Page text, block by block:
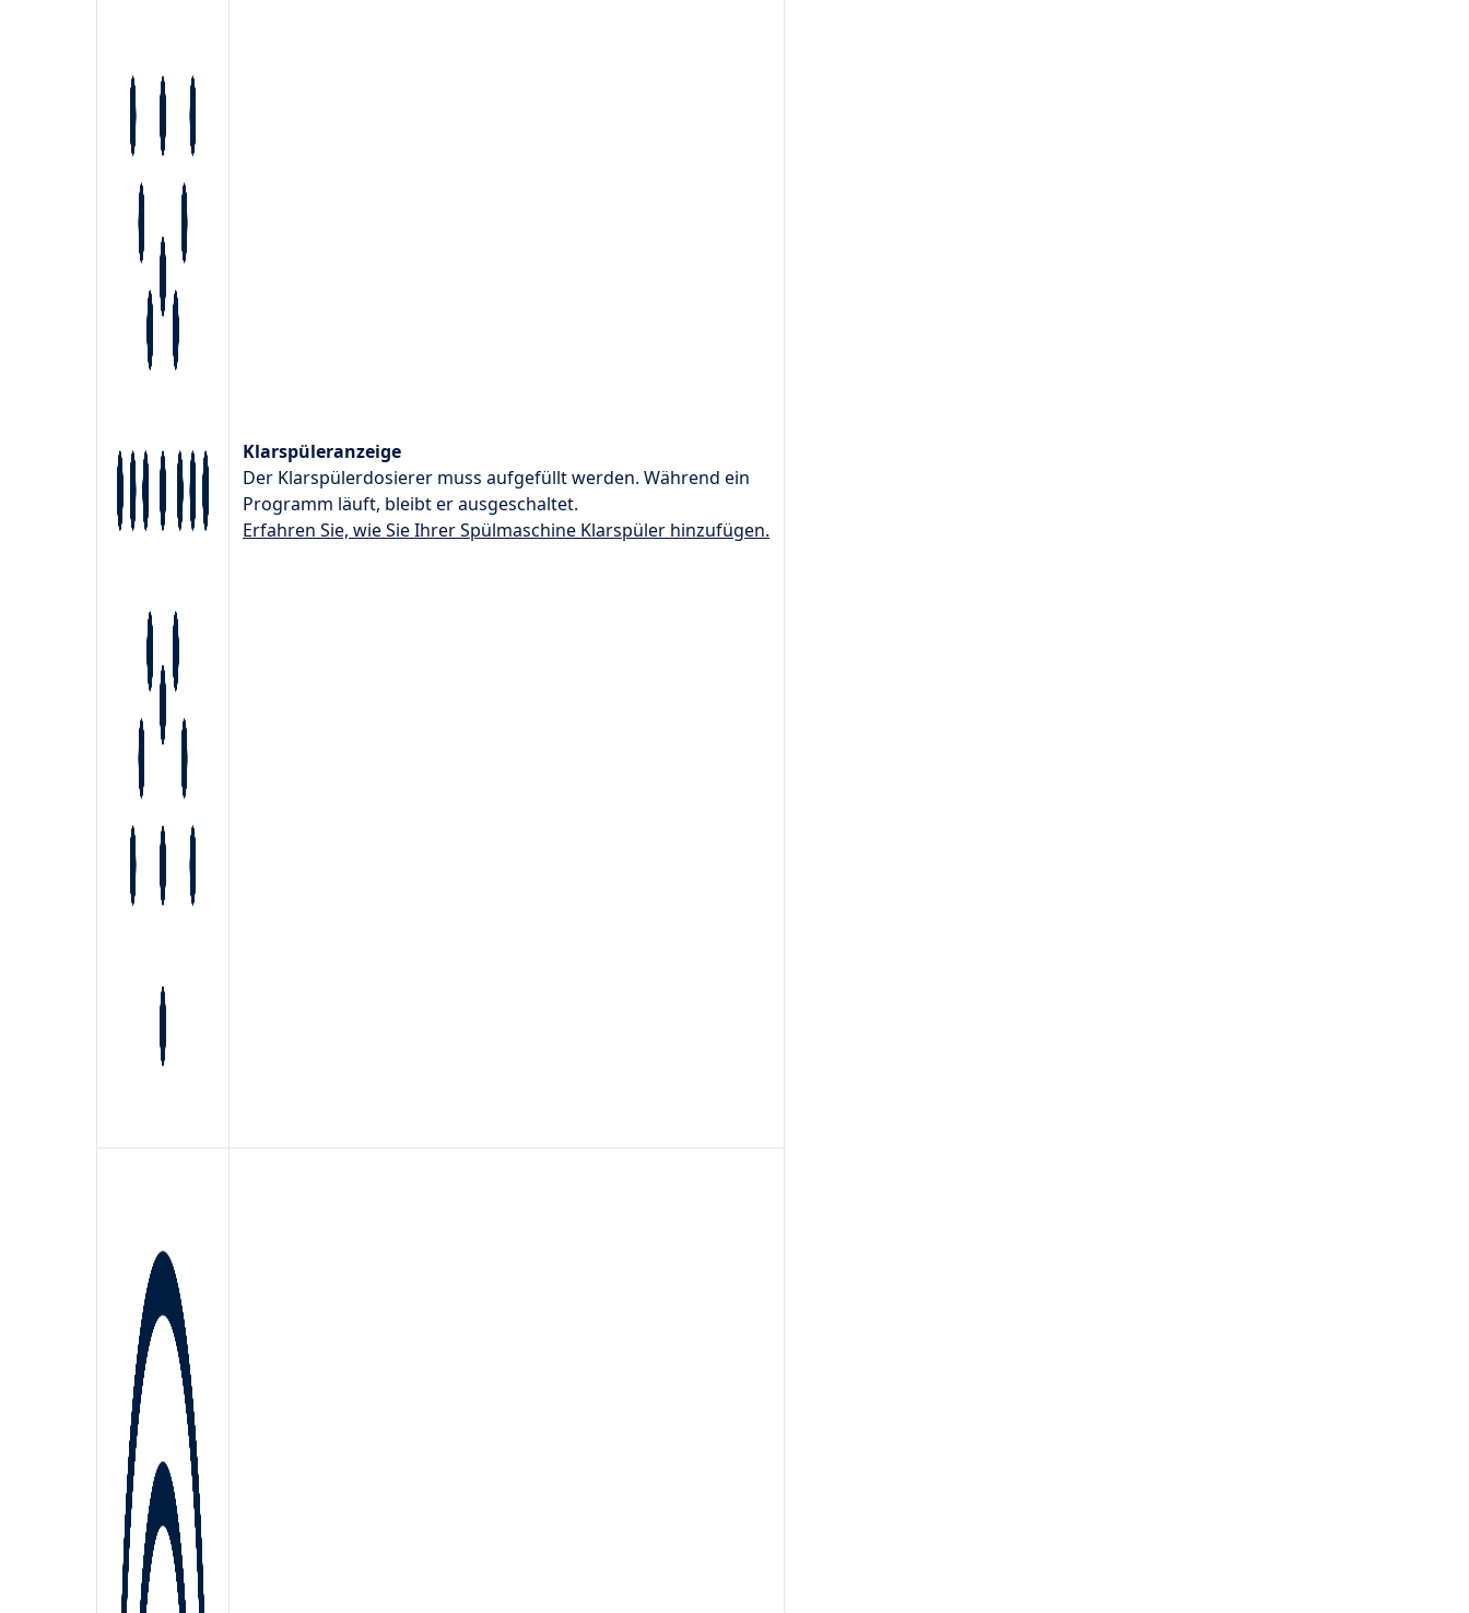
Klarspüleranzeige
Der Klarspülerdosierer muss aufgefüllt werden. Während ein
Programm läuft, bleibt er ausgeschaltet.
Erfahren Sie, wie Sie Ihrer Spülmaschine Klarspüler hinzufügen.